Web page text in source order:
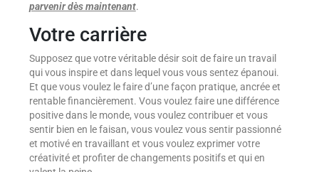
parvenir dès maintenant.
Votre carrière
Supposez que votre véritable désir soit de faire un travail
qui vous inspire et dans lequel vous vous sentez épanoui.
Et que vous voulez le faire d’une façon pratique, ancrée et
rentable financièrement. Vous voulez faire une différence
positive dans le monde, vous voulez contribuer et vous
sentir bien en le faisan, vous voulez vous sentir passionné
et motivé en travaillant et vous voulez exprimer votre
créativité et profiter de changements positifs et qui en